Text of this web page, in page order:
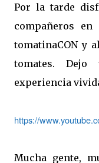
Por la tarde
compañeros
tomatinaCON y
tomates.
experiencia
https://
Mucha gente,